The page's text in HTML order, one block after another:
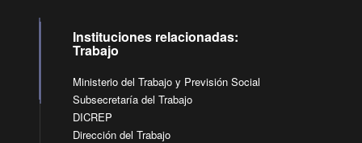
Instituciones relacionadas:
Trabajo
Ministerio del Trabajo y Previsión Social
Subsecretaría del Trabajo
DICREP
Dirección del Trabajo